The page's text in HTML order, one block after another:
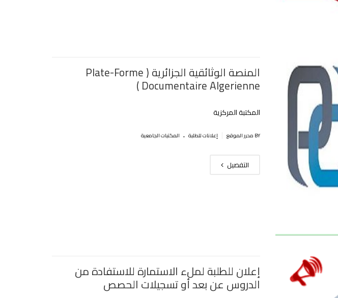
المنصة الوثائقية الجزائرية ( Plate-Forme
Documentaire Algerienne )
المكتبة المركزية
BY محرر الموقع إعلانات للطلبة . المكتبات الجامعية
التفصيل
إعلان للطلبة لملء الاستمارة للاستفادة من
الدروس عن بعد أو تسجيلات الحصص